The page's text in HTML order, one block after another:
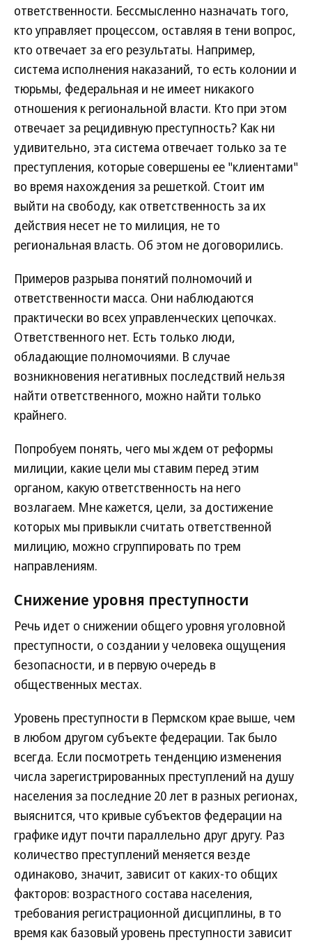
ответственности. Бессмысленно назначать того,
кто управляет процессом, оставляя в тени вопрос,
кто отвечает за его результаты. Например,
система исполнения наказаний, то есть колонии и
тюрьмы, федеральная и не имеет никакого
отношения к региональной власти. Кто при этом
отвечает за рецидивную преступность? Как ни
удивительно, эта система отвечает только за те
преступления, которые совершены ее "клиентами"
во время нахождения за решеткой. Стоит им
выйти на свободу, как ответственность за их
действия несет не то милиция, не то
региональная власть. Об этом не договорились.
Примеров разрыва понятий полномочий и
ответственности масса. Они наблюдаются
практически во всех управленческих цепочках.
Ответственного нет. Есть только люди,
обладающие полномочиями. В случае
возникновения негативных последствий нельзя
найти ответственного, можно найти только
крайнего.
Попробуем понять, чего мы ждем от реформы
милиции, какие цели мы ставим перед этим
органом, какую ответственность на него
возлагаем. Мне кажется, цели, за достижение
которых мы привыкли считать ответственной
милицию, можно сгруппировать по трем
направлениям.
Снижение уровня преступности
Речь идет о снижении общего уровня уголовной
преступности, о создании у человека ощущения
безопасности, и в первую очередь в
общественных местах.
Уровень преступности в Пермском крае выше, чем
в любом другом субъекте федерации. Так было
всегда. Если посмотреть тенденцию изменения
числа зарегистрированных преступлений на душу
населения за последние 20 лет в разных регионах,
выяснится, что кривые субъектов федерации на
графике идут почти параллельно друг другу. Раз
количество преступлений меняется везде
одинаково, значит, зависит от каких-то общих
факторов: возрастного состава населения,
требования регистрационной дисциплины, в то
время как базовый уровень преступности зависит